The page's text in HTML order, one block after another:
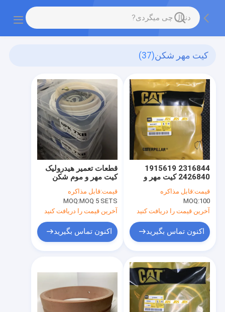
کیت مهر شکن(37)
قطعات تعمیر هیدرولیک
کیت مهر و موم شکن
قیمت:قابل مذاکره
MOQ:MOQ 5 SETS
آخرین قیمت را دریافت کنید
اکنون تماس بگیرید
2316844 1915619
2426840 کیت مهر و
E320B
قیمت:قابل مذاکره
MOQ:100
آخرین قیمت را دریافت کنید
اکنون تماس بگیرید